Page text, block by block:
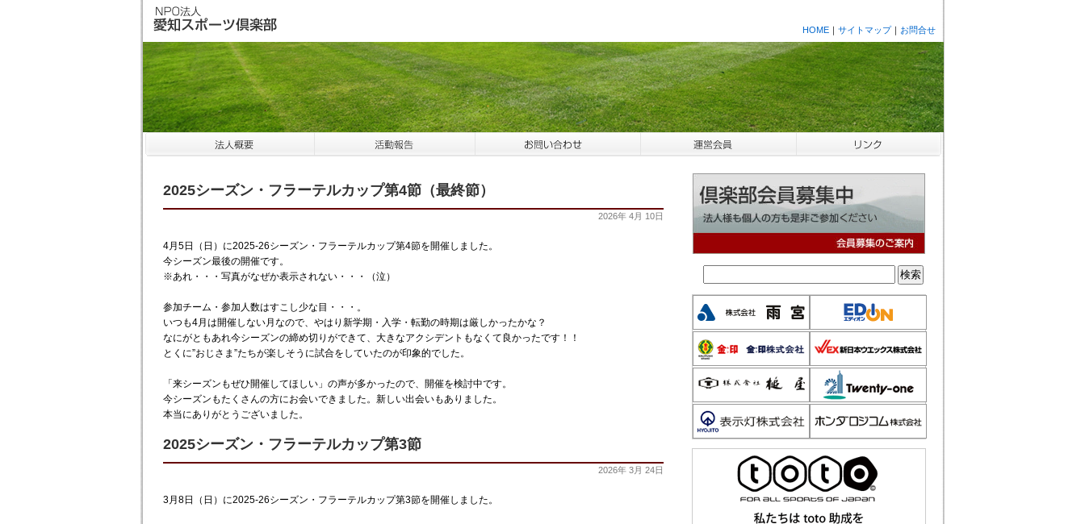
HOME ｜ サイトマップ｜ お問合せ
2025シーズン・フラーテルカップ第4節（最終節）
2026年 4月 10日
4月5日（日）に2025-26シーズン・フラーテルカップ第4節を開催しました。
今シーズン最後の開催です。
※あれ・・・写真がなぜか表示されない・・・（泣）
参加チーム・参加人数はすこし少な目・・・。
いつも4月は開催しない月なので、やはり新学期・入学・転勤の時期は厳しかったかな？
なにがともあれ今シーズンの締め切りができて、大きなアクシデントもなくて良かったです！！
とくに”おじさま”たちが楽しそうに試合をしていたのが印象的でした。
「来シーズンもぜひ開催してほしい」の声が多かったので、開催を検討中です。
今シーズンもたくさんの方にお会いできました。新しい出会いもありました。
本当にありがとうございました。
2025シーズン・フラーテルカップ第3節
2026年 3月 24日
3月8日（日）に2025-26シーズン・フラーテルカップ第3節を開催しました。